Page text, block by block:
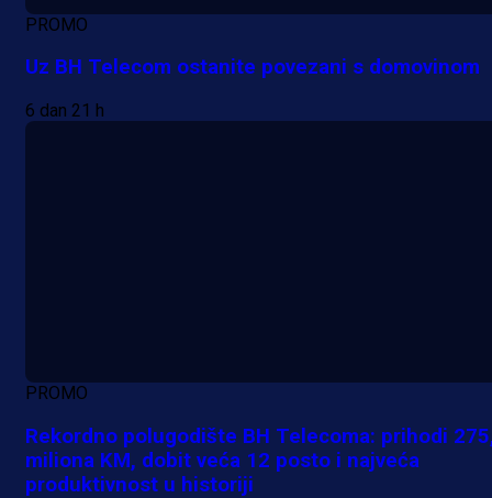
PROMO
Uz BH Telecom ostanite povezani s domovinom
6 dan 21 h
PROMO
Rekordno polugodište BH Telecoma: prihodi
miliona KM, dobit veća 12 posto i najveća
produktivnost u historiji